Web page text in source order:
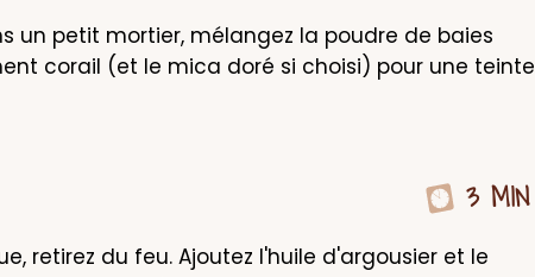
un petit mortier, mélangez la poudre de baies
corail (et le mica doré si choisi) pour une teinte
3 MIN
retirez du feu. Ajoutez l'huile d'argousier et le